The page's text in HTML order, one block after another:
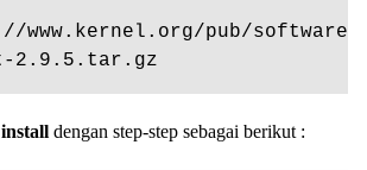
www.kernel.org/pub/
2.9.5.tar.gz
install dengan step-step sebagai berikut :